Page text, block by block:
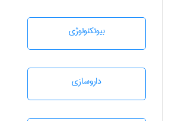
بيوتكنولوژی
داروسازی